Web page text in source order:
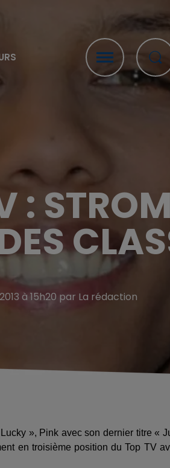
:
à 15h20 par La rédaction
», Pink avec son dernier titre «
en troisième position du Top TV